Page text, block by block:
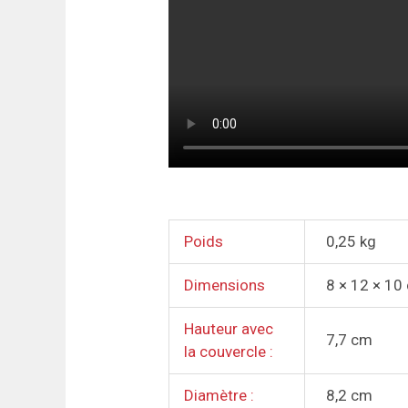
Poids 0,25 kg
Dimensions 8 × 12 × 10
Hauteur avec
la couvercle :
7,7 cm
Diamètre : 8,2 cm